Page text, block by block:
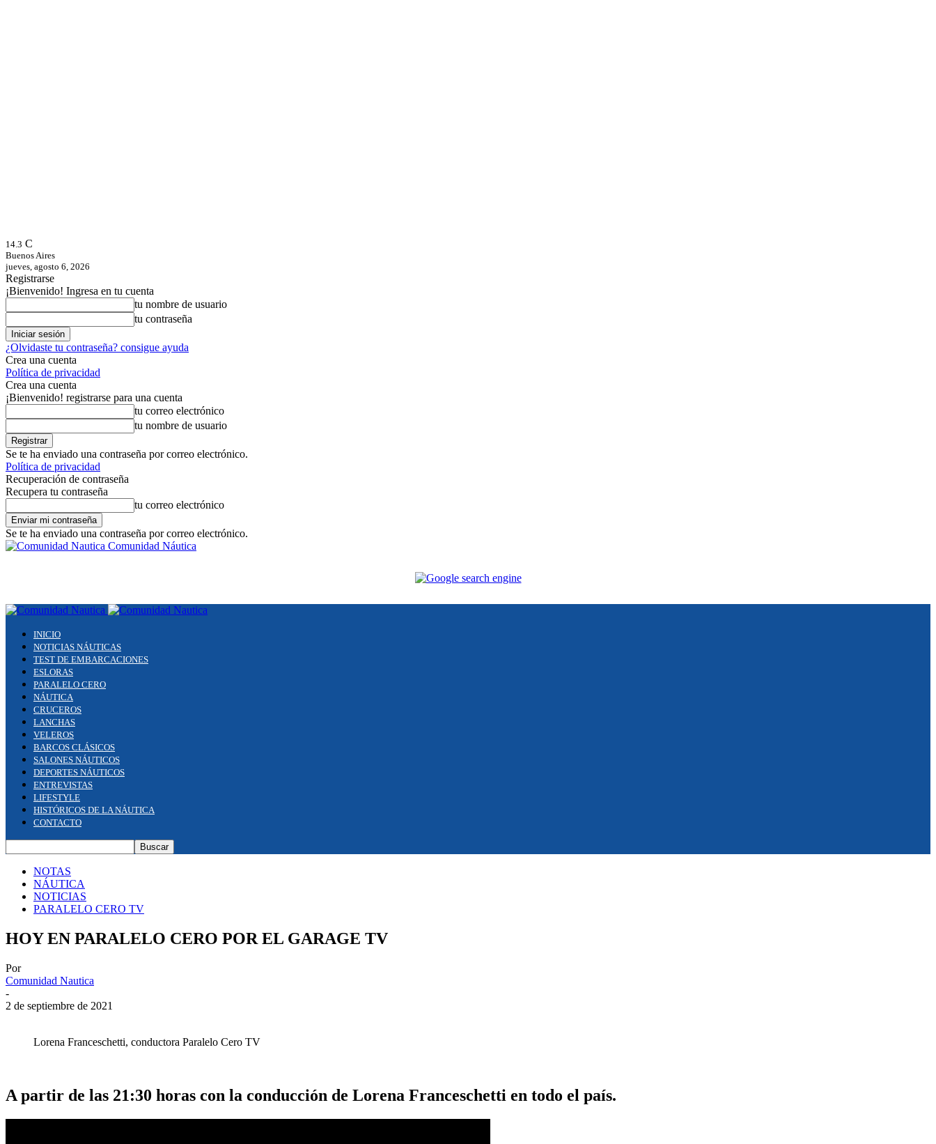
14.3 C
Buenos Aires
jueves, agosto 6, 2026
Registrarse
¡Bienvenido! Ingresa en tu cuenta
tu nombre de usuario
tu contraseña
¿Olvidaste tu contraseña? consigue ayuda
Crea una cuenta
Política de privacidad
Crea una cuenta
¡Bienvenido! registrarse para una cuenta
tu correo electrónico
tu nombre de usuario
Se te ha enviado una contraseña por correo electrónico.
Política de privacidad
Recuperación de contraseña
Recupera tu contraseña
tu correo electrónico
Se te ha enviado una contraseña por correo electrónico.
Comunidad Náutica
INICIO
NOTICIAS NÁUTICAS
TEST DE EMBARCACIONES
ESLORAS
PARALELO CERO
NÁUTICA
CRUCEROS
LANCHAS
VELEROS
BARCOS CLÁSICOS
SALONES NÁUTICOS
DEPORTES NÁUTICOS
ENTREVISTAS
LIFESTYLE
HISTÓRICOS DE LA NÁUTICA
CONTACTO
NOTAS
NÁUTICA
NOTICIAS
PARALELO CERO TV
HOY EN PARALELO CERO POR EL GARAGE TV
Por
Comunidad Nautica
-
2 de septiembre de 2021
Lorena Franceschetti, conductora Paralelo Cero TV
A partir de las 21:30 horas con la conducción de Lorena Franceschetti en todo el país.